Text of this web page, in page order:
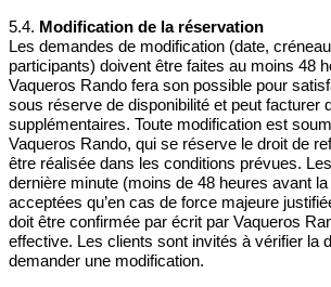
5.4. Modification de la réservation
Les demandes de modification (date,
participants) doivent être faites au moins 48
Vaqueros Rando fera son possible pour
sous réserve de disponibilité et peut facturer
supplémentaires. Toute modification est
Vaqueros Rando, qui se réserve le droit de
être réalisée dans les conditions prévues.
dernière minute (moins de 48 heures avant
acceptées qu’en cas de force majeure
doit être confirmée par écrit par Vaqueros
effective. Les clients sont invités à vérifier la
demander une modification.